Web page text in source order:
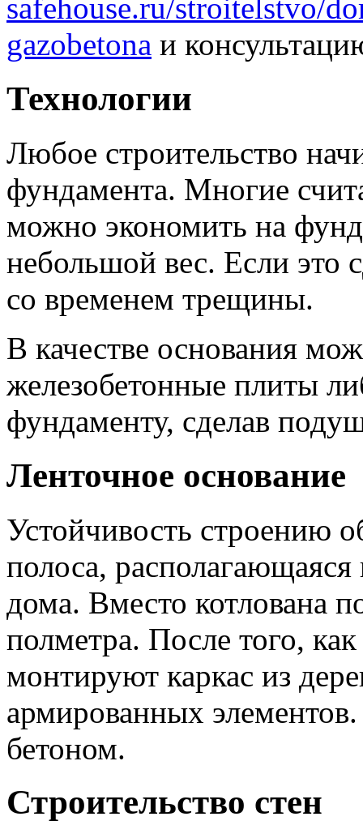
safehouse.ru/stroitelstvo/
gazobetona и
Технологии
Любое строительство
фундамента. Многие
можно экономить на
небольшой вес. Если это
со временем трещины.
В качестве основания
железобетонные плиты
фундаменту, сделав
Ленточное основание
Устойчивость строению
полоса,
дома. Вместо котлована
полметра. После того,
монтируют каркас из
армированных
бетоном.
Строительство стен